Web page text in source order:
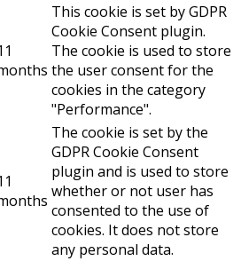
This cookie is set by GDPR
Cookie Consent plugin.
The cookie is used to store
the user consent for the
cookies in the category
"Performance".
The cookie is set by the
GDPR Cookie Consent
plugin and is used to store
whether or not user has
consented to the use of
cookies. It does not store
any personal data.